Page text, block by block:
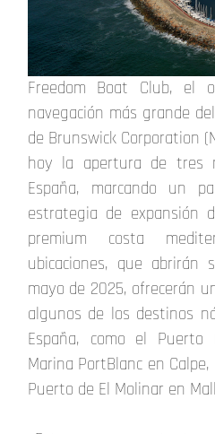
Freedom Boat Club, el
navegación más grande
de Brunswick Corporation
hoy la apertura de tres
España, marcando un
estrategia de expansión
premium costa
ubicaciones, que
mayo de 2025, ofrecerán
algunos de los destinos
España, como el Puerto
Marina PortBlanc en
Puerto de El Molinar en